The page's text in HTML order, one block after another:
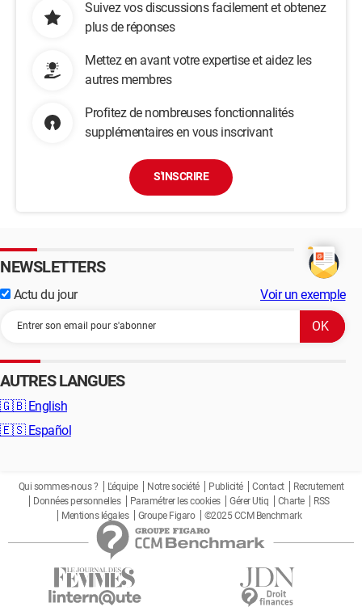
Suivez vos discussions facilement et obtenez
plus de réponses
Mettez en avant votre expertise et aidez les
autres membres
Profitez de nombreuses fonctionnalités
supplémentaires en vous inscrivant
S'INSCRIRE
NEWSLETTERS
Actu du jour Voir un exemple
AUTRES LANGUES
🇬🇧 English
🇪🇸 Español
Qui sommes-nous ? L'équipe Notre société Publicité Contact
Recrutement
Données personnelles
Paramétrer les cookies Gérer Utiq Charte
RSS
Mentions légales
Groupe Figaro ©2025 CCM Benchmark